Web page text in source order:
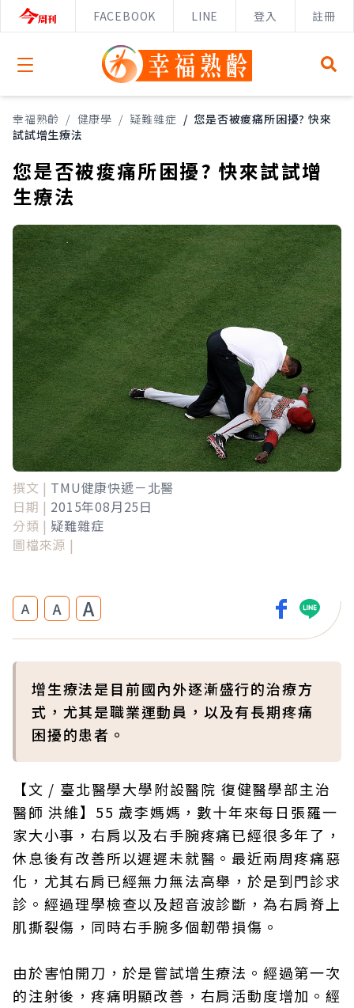
FACEBOOK LINE 登入 註冊
Open menu
幸福熟齡 / 健康學 / 疑難雜症 / 您是否被痠痛所困擾? 快來
試試增生療法
您是否被痠痛所困擾? 快來試試增
生療法
撰文 | TMU健康快遞－北醫
日期 | 2015年08月25日
分類 | 疑難雜症
圖檔來源 |
A A A
增生療法是目前國內外逐漸盛行的治療方
式，尤其是職業運動員，以及有長期疼痛
困擾的患者。
【文 / 臺北醫學大學附設醫院 復健醫學部主治
醫師 洪維】55 歲李媽媽，數十年來每日張羅一
家大小事，右肩以及右手腕疼痛已經很多年了，
休息後有改善所以遲遲未就醫。最近兩周疼痛惡
化，尤其右肩已經無力無法高舉，於是到門診求
診。經過理學檢查以及超音波診斷，為右肩脊上
肌撕裂傷，同時右手腕多個韌帶損傷。
由於害怕開刀，於是嘗試增生療法。經過第一次
的注射後，疼痛明顯改善，右肩活動度增加。經